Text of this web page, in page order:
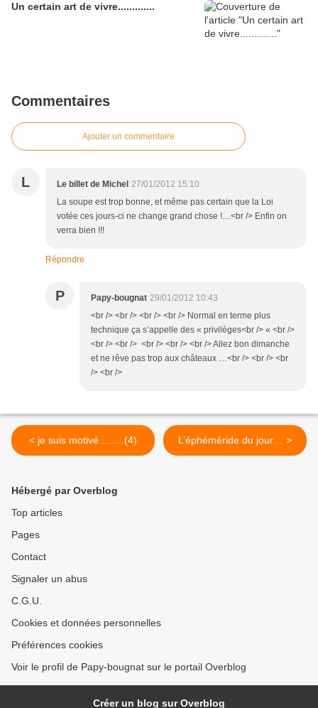
Un certain art de vivre.............
Commentaires
Ajouter un commentaire
L Le billet de Michel 27/01/2012 15:10
La soupe est trop bonne, et même pas certain que la Loi
votée ces jours-ci ne change grand chose !....<br /> Enfin on
verra bien !!!
Répondre
P Papy-bougnat 29/01/2012 10:43
<br /> <br /> <br /> <br /> Normal en terme plus
technique ça s’appelle des « privilèges<br /> « <br />
<br /> <br /> <br /> <br /> <br /> Allez bon dimanche
et ne rêve pas trop aux châteaux …<br /> <br /> <br
/> <br />
< je suis motivé.........(4) L’éphéméride du jour… >
Hébergé par Overblog
Top articles
Pages
Contact
Signaler un abus
C.G.U.
Cookies et données personnelles
Préférences cookies
Voir le profil de Papy-bougnat sur le portail Overblog
Créer un blog sur Overblog